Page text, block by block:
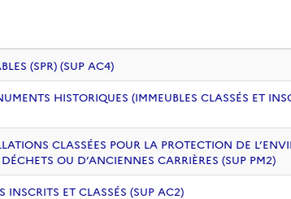
(SPR) (SUP AC4)
HISTORIQUES (IMMEUBLES CLASSÉS ET
CLASSÉES POUR LA PROTECTION DE
OU D’ANCIENNES CARRIÈRES (SUP PM2)
INSCRITS ET CLASSÉS (SUP AC2)